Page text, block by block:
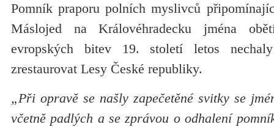
Pomník praporu polních myslivců
Máslojed na Královéhradecku jména
evropských bitev 19. století letos
zrestaurovat Lesy České republiky.
„Při opravě se našly zapečetěné svitky se
včetně padlých a se zprávou o odhalení